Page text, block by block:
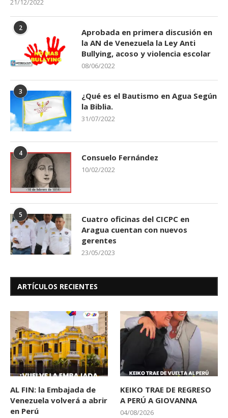
21/12/2022
2
Aprobada en primera discusión en
la AN de Venezuela la Ley Anti
Bullying, acoso y violencia escolar
08/06/2022
3
¿Qué es el Bautismo en Agua Según
la Biblia.
31/07/2022
4 Consuelo Fernández
10/02/2022
5
Cuatro oficinas del CICPC en
Aragua cuentan con nuevos
gerentes
23/05/2023
ARTÍCULOS RECIENTES
AL FIN: la Embajada de
Venezuela volverá a abrir
en Perú
KEIKO TRAE DE REGRESO
A PERÚ A GIOVANNA
04/08/2026